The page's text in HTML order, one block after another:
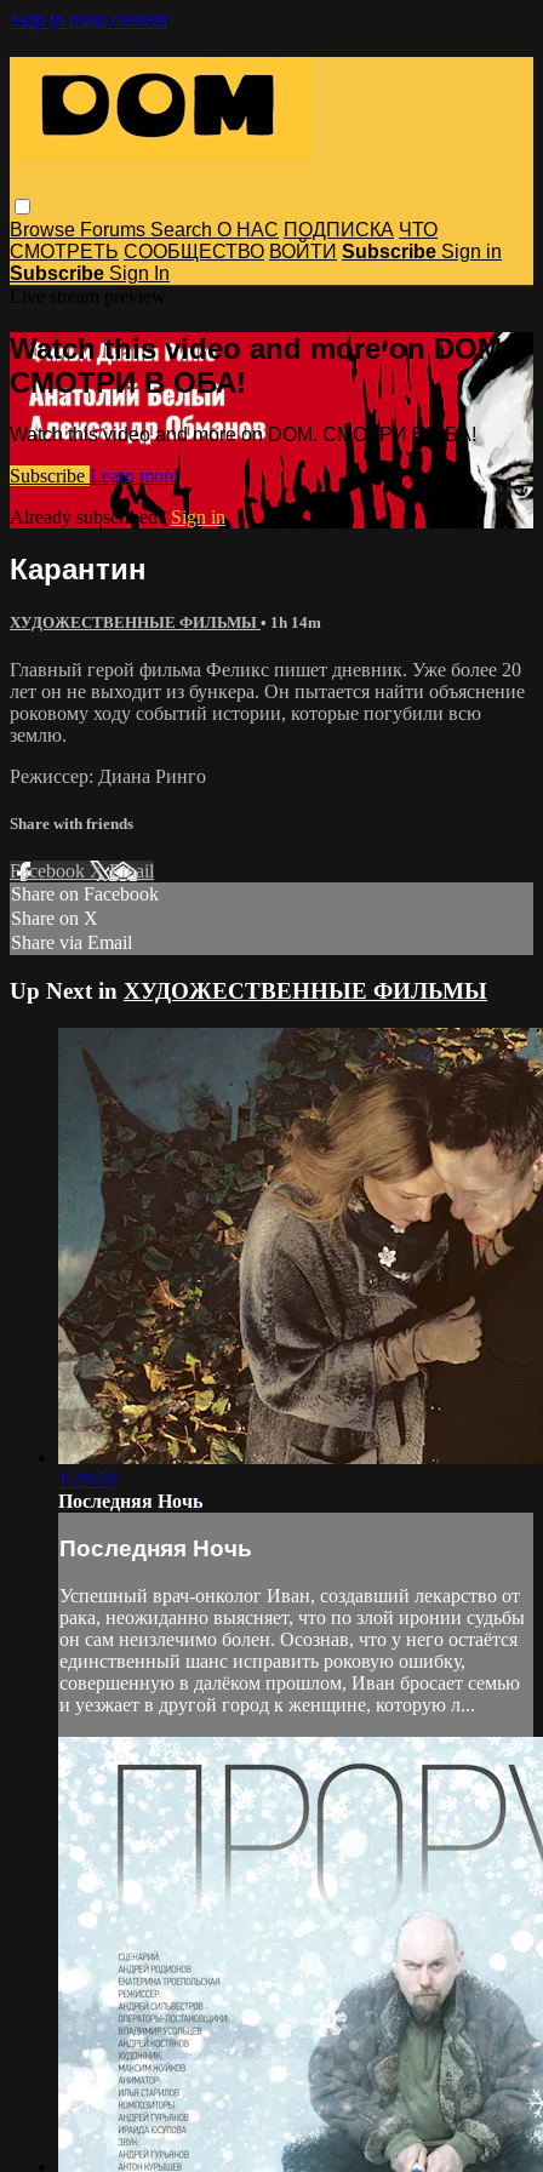
Skip to main content
Browse Forums Search О НАС ПОДПИСКА ЧТО
СМОТРЕТЬ СООБЩЕСТВО ВОЙТИ Subscribe Sign in
Subscribe Sign In
Watch this video and more on DOM.
СМОТРИ В ОБА!
Watch this video and more on DOM. СМОТРИ В ОБА!
Subscribe Learn more
Already subscribed?Sign in
Карантин
ХУДОЖЕСТВЕННЫЕ ФИЛЬМЫ • 1h 14m
Главный герой фильма Феликс пишет дневник. Уже более 20
лет он не выходит из бункера. Он пытается найти объяснение
роковому ходу событий истории, которые погубили всю
землю.
Режиссер: Диана Ринго
Share with friends
Facebook XEmail
Share on Facebook
Share on X
Share via Email
Up Next in ХУДОЖЕСТВЕННЫЕ ФИЛЬМЫ
1:29:59
Последняя Ночь
Последняя Ночь
Успешный врач-онколог Иван, создавший лекарство от
рака, неожиданно выясняет, что по злой иронии судьбы
он сам неизлечимо болен. Осознав, что у него остаётся
единственный шанс исправить роковую ошибку,
совершенную в далёком прошлом, Иван бросает семью
и уезжает в другой город к женщине, которую л...